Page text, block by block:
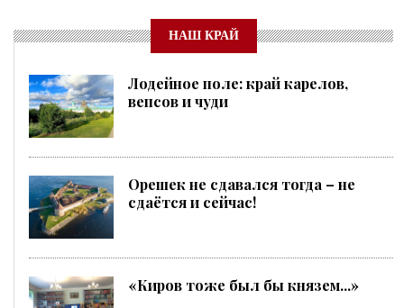
НАШ КРАЙ
Лодейное поле: край карелов,
вепсов и чуди
Орешек не сдавался тогда – не
сдаётся и сейчас!
«Киров тоже был бы князем...»